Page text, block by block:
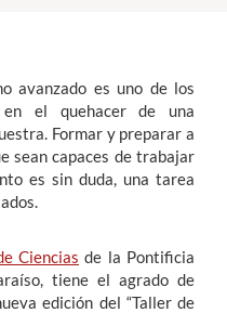
avanzado es uno de los
en el quehacer de una
Formar y preparar a
sean capaces de trabajar
es sin duda, una tarea
Ciencias de la Pontificia
tiene el agrado de
edición del “Taller de